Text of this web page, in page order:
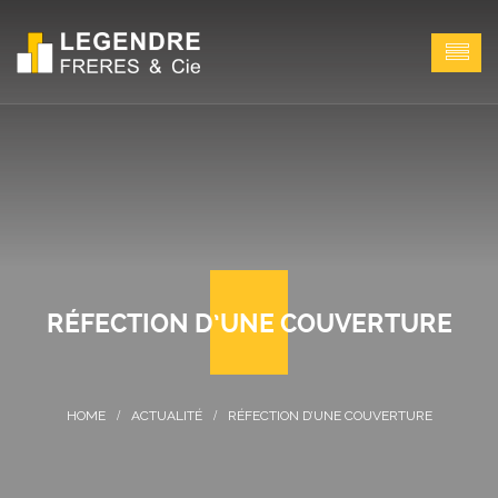
RÉFECTION D’UNE COUVERTURE
ACTUALITÉ RÉFECTION D’UNE COUVERTURE